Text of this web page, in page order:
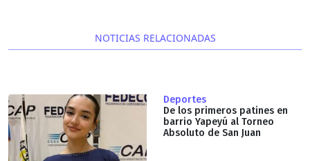
NOTICIAS RELACIONADAS
Deportes
De los primeros patines en
barrio Yapeyú al Torneo
Absoluto de San Juan